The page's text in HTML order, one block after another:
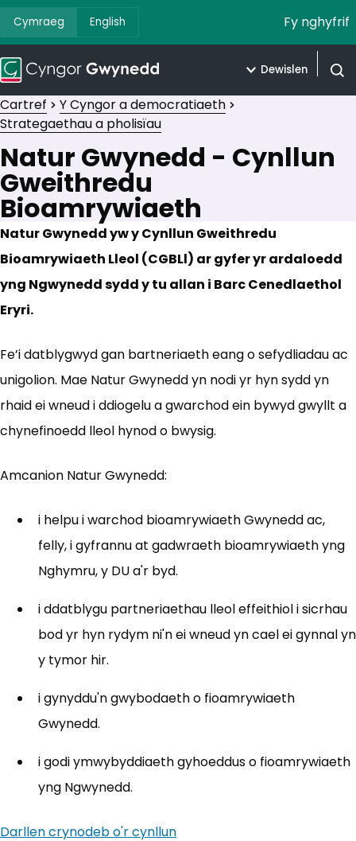
Cymraeg English Fy nghyfrif
Dewislen
Cartref
Y Cyngor a democratiaeth
Strategaethau a pholisïau
Natur Gwynedd - Cynllun
Gweithredu
Bioamrywiaeth
Natur Gwynedd yw y Cynllun Gweithredu
Bioamrywiaeth Lleol (CGBLl) ar gyfer yr ardaloedd
yng Ngwynedd sydd y tu allan i Barc Cenedlaethol
Eryri.
Fe’i datblygwyd gan bartneriaeth eang o sefydliadau ac
unigolion. Mae Natur Gwynedd yn nodi yr hyn sydd yn
rhaid ei wneud i ddiogelu a gwarchod ein bywyd gwyllt a
chynefinoedd lleol hynod o bwysig.
Amcanion Natur Gwynedd:
i helpu i warchod bioamrywiaeth Gwynedd ac,
felly, i gyfrannu at gadwraeth bioamrywiaeth yng
Nghymru, y DU a'r byd.
i ddatblygu partneriaethau lleol effeithiol i sicrhau
bod yr hyn rydym ni'n ei wneud yn cael ei gynnal yn
y tymor hir.
i gynyddu'n gwybodaeth o fioamrywiaeth
Gwynedd.
i godi ymwybyddiaeth gyhoeddus o fioamrywiaeth
yng Ngwynedd.
Darllen crynodeb o'r cynllun